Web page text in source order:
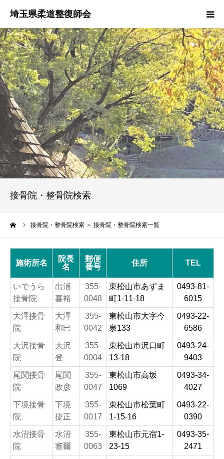
接骨院・整骨院検索
接骨院・整骨院検索 ＞ 接骨院・整骨院検索一覧
施術所名
院長
名
郵便
番号
住所 TEL
いでうら
接骨院
出浦
喜裕
355-
0048
東松山市あずま
町1-11-18
0493-81-
6015
大澤接骨
院
大澤
和巳
355-
0042
東松山市大字今
泉133
0493-22-
6586
大沢接骨
院
大沢
登
355-
0004
東松山市沢口町
13-18
0493-24-
9403
尾関接骨
院
尾関
政彦
355-
0047
東松山市高坂
1069
0493-34-
4027
下境接骨
院
下境
捷正
355-
0017
東松山市松葉町
1-15-16
0493-22-
0390
水沼接骨
院
水沼
審爾
355-
0063
東松山市元宿1-
23-15
0493-35-
2471
HOME
本会のご紹介
情報公開
柔道整復師とは
接骨院・整骨院検索